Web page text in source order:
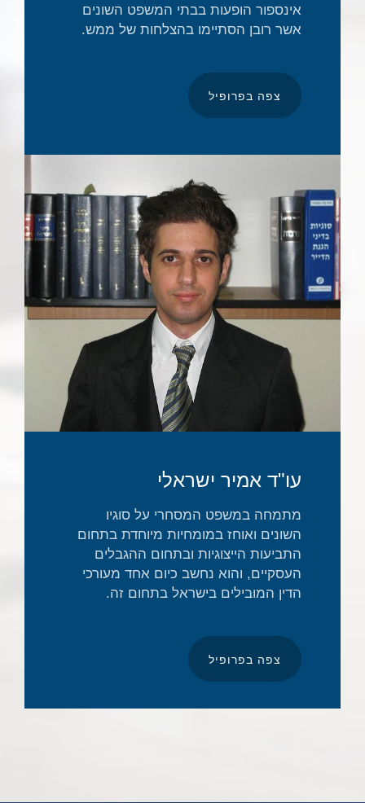
אינספור הופעות בבתי המשפט השונים
אשר רובן הסתיימו בהצלחות של ממש.
צפה בפרופיל
עו"ד אמיר ישראלי
מתמחה במשפט המסחרי על סוגיו
השונים ואוחז במומחיות מיוחדת בתחום
התביעות הייצוגיות ובתחום ההגבלים
העסקיים, והוא נחשב כיום אחד מעורכי
הדין המובילים בישראל בתחום זה.
צפה בפרופיל